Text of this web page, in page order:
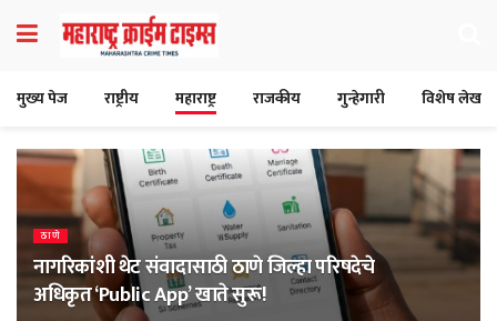
मुख्य पेज राष्ट्रीय महाराष्ट्र राजकीय गुन्हेगारी विशेष लेख
ठाणे
नागरिकांशी थेट संवादासाठी ठाणे जिल्हा परिषदेचे
अधिकृत ‘Public App’ खाते सुरू!